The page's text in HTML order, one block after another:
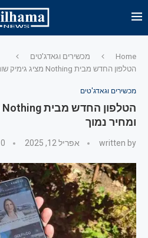
Home
מכשירים וגאדג'טים
הטלפון החדש מבית Nothing מציג גימיק שונה ומחיר נמוך
מכשירים וגאדג'טים
ומחיר נמוך
written by אפריל 12, 2025 0 comments